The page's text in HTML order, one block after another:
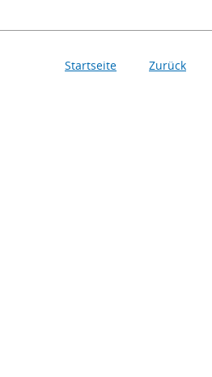
Startseite Zurück